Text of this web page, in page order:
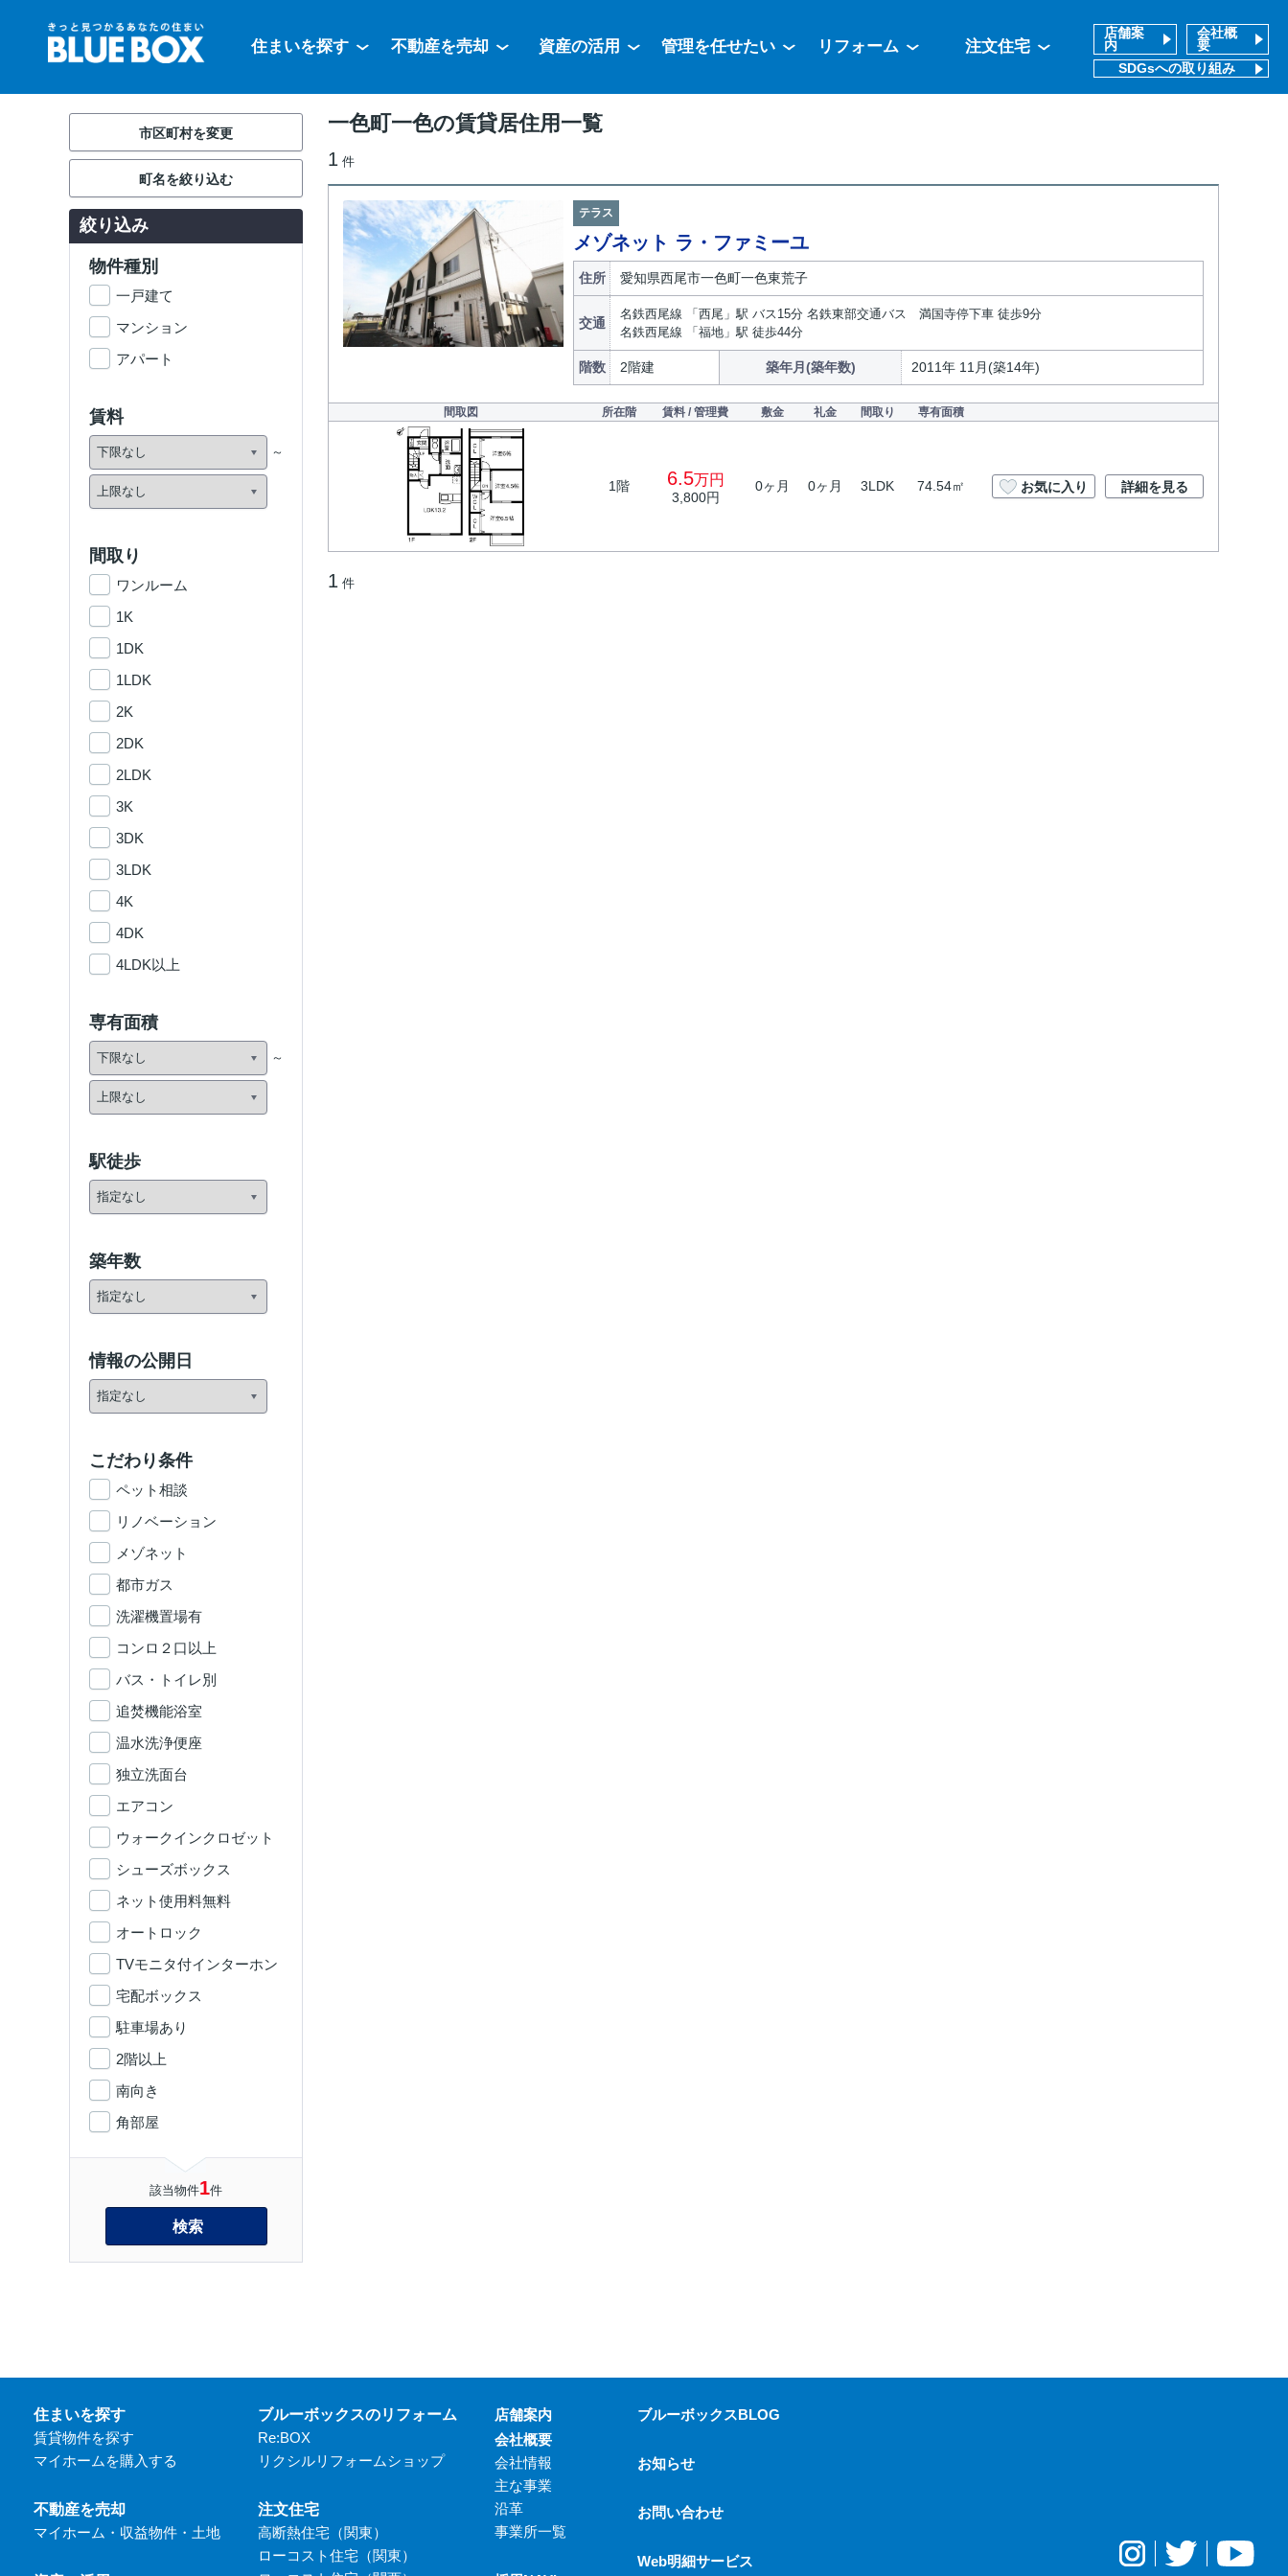
住まいを探す 不動産を売却 資産の活用 管理を任せたい リフォーム 注文住宅
店舗案
内
会社概
要
SDGsへの取り組み
一色町一色の賃貸居住用一覧
1 件
テラス
メゾネット ラ・ファミーユ
住所 愛知県西尾市一色町一色東荒子
交通
名鉄西尾線 「西尾」駅 バス15分 名鉄東部交通バス 満国寺停下車 徒歩9分
名鉄西尾線 「福地」駅 徒歩44分
階数 2階建 築年月(築年数) 2011年 11月(築14年)
間取図 所在階 賃料 / 管理費 敷金 礼金 間取り 専有面積
1階 6.5万円
3,800円
0ヶ月 0ヶ月 3LDK 74.54㎡ お気に入り 詳細を見る
1 件
市区町村を変更
町名を絞り込む
絞り込み
物件種別
一戸建て
マンション
アパート
賃料
間取り
ワンルーム
1K
1DK
1LDK
2K
2DK
2LDK
3K
3DK
3LDK
4K
4DK
4LDK以上
専有面積
駅徒歩
築年数
情報の公開日
こだわり条件
ペット相談
リノベーション
メゾネット
都市ガス
洗濯機置場有
コンロ２口以上
バス・トイレ別
追焚機能浴室
温水洗浄便座
独立洗面台
エアコン
ウォークインクロゼット
シューズボックス
ネット使用料無料
オートロック
TVモニタ付インターホン
宅配ボックス
駐車場あり
2階以上
南向き
角部屋
該当物件1件
検索
住まいを探す
賃貸物件を探す
マイホームを購入する
不動産を売却
マイホーム・収益物件・土地
ブルーボックスのリフォーム
Re:BOX
リクシルリフォームショップ
注文住宅
高断熱住宅（関東）
ローコスト住宅（関東）
店舗案内
会社概要
会社情報
主な事業
沿革
事業所一覧
ブルーボックスBLOG
お知らせ
お問い合わせ
Web明細サービス